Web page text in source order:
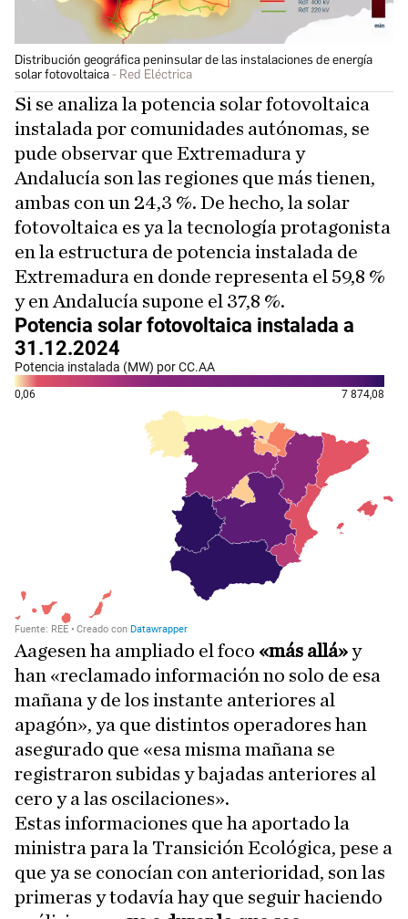
Distribución geográfica peninsular de las instalaciones de energía
solar fotovoltaica
Red Eléctrica
Si se analiza la potencia solar fotovoltaica
instalada por comunidades autónomas, se
pude observar que Extremadura y
Andalucía son las regiones que más tienen,
ambas con un 24,3 %. De hecho, la solar
fotovoltaica es ya la tecnología protagonista
en la estructura de potencia instalada de
Extremadura en donde representa el 59,8 %
y en Andalucía supone el 37,8 %.
Aagesen ha ampliado el foco «más allá»y
han «reclamado información no solo de esa
mañana y de los instante anteriores al
apagón», ya que distintos operadores han
asegurado que «esa misma mañana se
registraron subidas y bajadas anteriores al
cero y a las oscilaciones».
Estas informaciones que ha aportado la
ministra para la Transición Ecológica, pese a
que ya se conocían con anterioridad, son las
primeras y todavía hay que seguir haciendo